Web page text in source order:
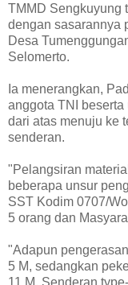
TMMD Sengkuyung
dengan sasarannya
Desa
Selomerto.
Ia menerangkan,
anggota TNI
dari atas menuju ke
senderan.
"Pelangsiran
beberapa unsur
SST Kodim 0707/
5 orang dan
"Adapun
5 M, sedangkan
11 M, Senderan